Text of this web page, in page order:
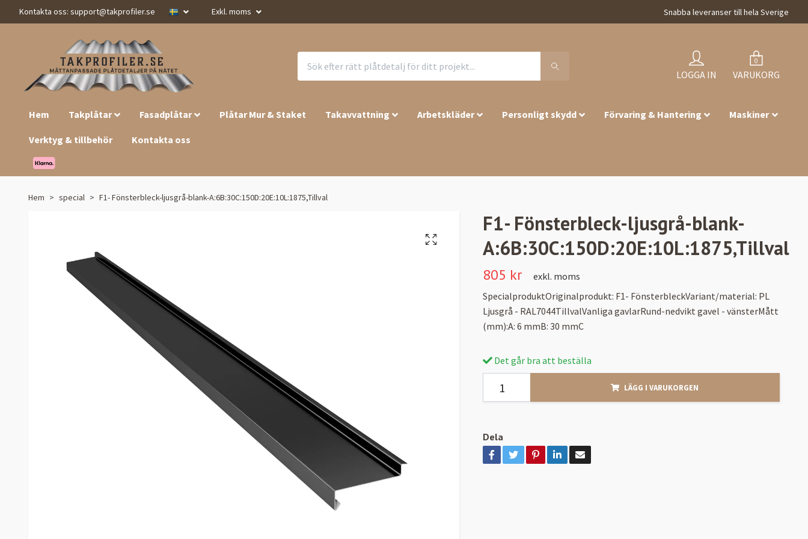
Kontakta oss: support@takprofiler.se Exkl. moms Snabba leveranser till hela Sverige
LOGGA IN
0
VARUKORG
Hem Takplåtar Fasadplåtar Plåtar Mur & Staket Takavvattning Arbetskläder Personligt skydd Förvaring & Hantering Maskiner
Verktyg & tillbehör Kontakta oss
Hem special F1- Fönsterbleck-ljusgrå-blank-A:6B:30C:150D:20E:10L:1875,Tillval
F1- Fönsterbleck-ljusgrå-blank-
A:6B:30C:150D:20E:10L:1875,Tillval
805 kr
exkl. moms
SpecialproduktOriginalprodukt: F1- FönsterbleckVariant/material: PL
Ljusgrå - RAL7044TillvalVanliga gavlarRund-nedvikt gavel - vänsterMått
(mm):A: 6 mmB: 30 mmC
Det går bra att beställa
LÄGG I VARUKORGEN
Dela